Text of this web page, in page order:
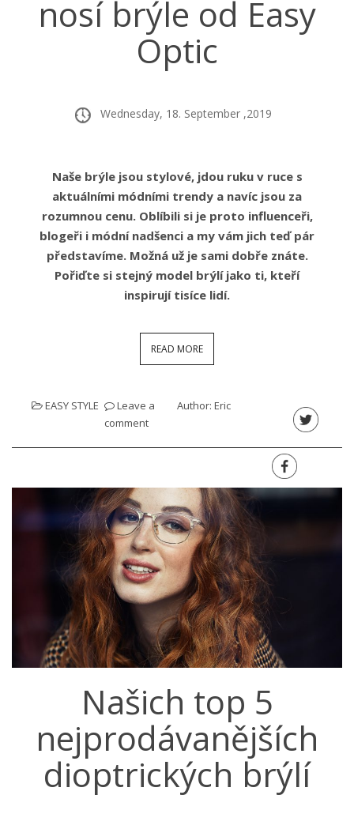
nosí brýle od Easy
Optic
Wednesday, 18. September ,2019
Naše brýle jsou stylové, jdou ruku v ruce s
aktuálními módními trendy a navíc jsou za
rozumnou cenu. Oblíbili si je proto influenceři,
blogeři i módní nadšenci a my vám jich teď pár
představíme. Možná už je sami dobře znáte.
Pořiďte si stejný model brýlí jako ti, kteří
inspirují tisíce lidí.
READ MORE
EASY STYLE
Leave a
comment
Author: Eric
Našich top 5
nejprodávanějších
dioptrických brýlí